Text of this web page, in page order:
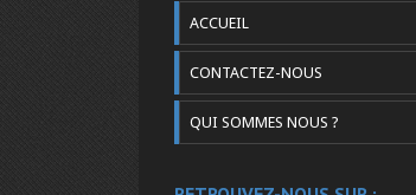
ACCUEIL
CONTACTEZ-NOUS
QUI SOMMES NOUS ?